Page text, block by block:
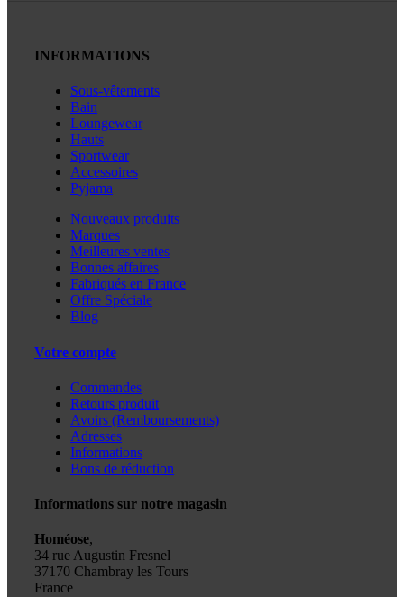
INFORMATIONS
Sous-vêtements
Bain
Loungewear
Hauts
Sportwear
Accessoires
Pyjama
Nouveaux produits
Marques
Meilleures ventes
Bonnes affaires
Fabriqués en France
Offre Spéciale
Blog
Votre compte
Commandes
Retours produit
Avoirs (Remboursements)
Adresses
Informations
Bons de réduction
Informations sur notre magasin
Homéose,
34 rue Augustin Fresnel
37170 Chambray les Tours
France